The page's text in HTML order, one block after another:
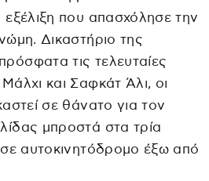
εξέλιξη που απασχόλησε την
Δικαστήριο της
τις τελευταίες
και Σαφκάτ Άλι, οι
σε θάνατο για τον
μπροστά στα τρία
αυτοκινητόδρομο έξω από